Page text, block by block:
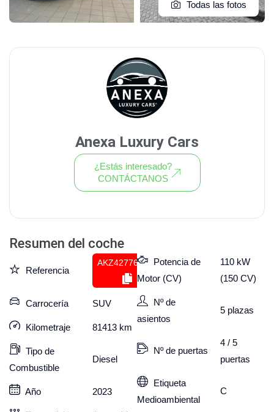
Todas las fotos
Resumen del coche
Referencia
AKZ427760582
Carrocería SUV
Kilometraje 81413 km
Tipo de
Combustible
Diesel
Año 2023
Potencia de
Motor (CV)
110 kW
(150 CV)
Nº de
asientos
5 plazas
Nº de puertas
4 / 5
puertas
Etiqueta
Medioambiental
C
Anexa Luxury Cars
¿Estás interesado?
CONTÁCTANOS